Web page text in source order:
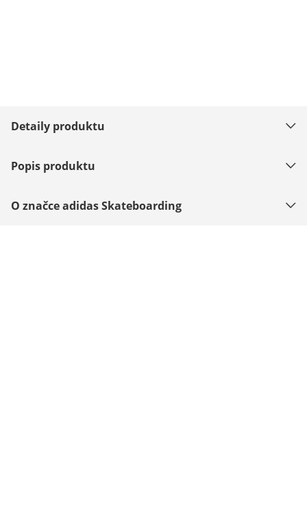
Detaily produktu
Popis produktu
O značce adidas Skateboarding